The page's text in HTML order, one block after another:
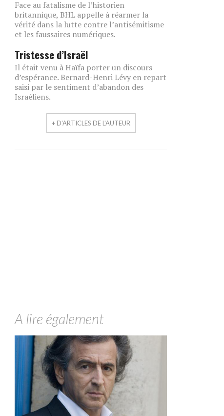
Face au fatalisme de l’historien
britannique, BHL appelle à réarmer la
vérité dans la lutte contre l’antisémitisme
et les faussaires numériques.
Tristesse d’Israël
Il était venu à Haïfa porter un discours
d’espérance. Bernard-Henri Lévy en repart
saisi par le sentiment d’abandon des
Israéliens.
+ D'ARTICLES DE L'AUTEUR
A lire également